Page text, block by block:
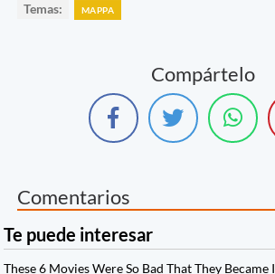
Temas: MAPPA
Compártelo
Comentarios